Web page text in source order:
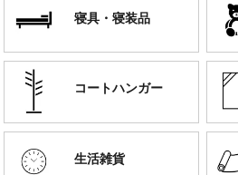
寝具・寝装品
コートハンガー
生活雑貨